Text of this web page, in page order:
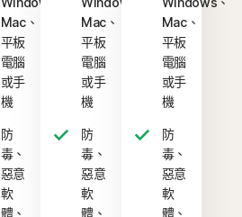
Mac、
平板
電腦
或手
機
防
毒、
惡意
軟
體、
Mac、
平板
電腦
或手
機
防
毒、
惡意
軟
體、
Mac、
平板
電腦
或手
機
防
毒、
惡意
軟
體、